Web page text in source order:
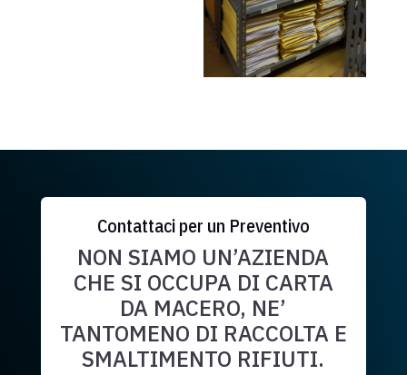
Contattaci per un Preventivo
NON SIAMO UN’AZIENDA
CHE SI OCCUPA DI CARTA
DA MACERO, NE’
TANTOMENO DI RACCOLTA E
SMALTIMENTO RIFIUTI.